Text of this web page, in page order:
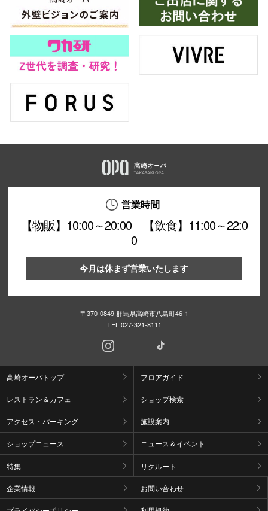
営業時間
【物販】10:00～20:00 【飲食】11:00～22:0
0
今月は休まず営業いたします
〒370-0849 群馬県高崎市八島町46-1
TEL:027-321-8111
高崎オーパトップ フロアガイド
レストラン＆カフェ ショップ検索
アクセス・パーキング 施設案内
ショップニュース ニュース＆イベント
特集 リクルート
企業情報 お問い合わせ